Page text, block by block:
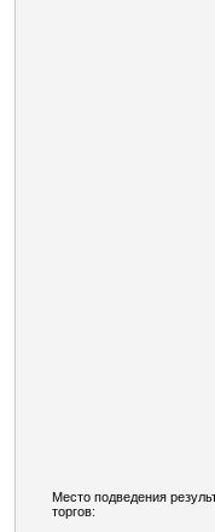
Место подведения
торгов: